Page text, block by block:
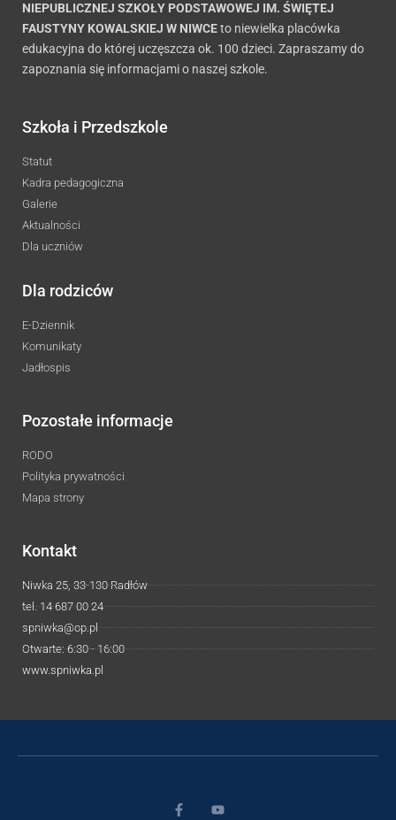
NIEPUBLICZNEJ SZKOŁY PODSTAWOWEJ IM. ŚWIĘTEJ
FAUSTYNY KOWALSKIEJ W NIWCEto niewielka placówka
edukacyjna do której uczęszcza ok. 100 dzieci. Zapraszamy do
zapoznania się informacjami o naszej szkole.
Szkoła i Przedszkole
Statut
Kadra pedagogiczna
Galerie
Aktualności
Dla uczniów
Dla rodziców
E-Dziennik
Komunikaty
Jadłospis
Pozostałe informacje
RODO
Polityka prywatności
Mapa strony
Kontakt
Niwka 25, 33-130 Radłów
tel. 14 687 00 24
spniwka@op.pl
Otwarte: 6:30 - 16:00
www.spniwka.pl